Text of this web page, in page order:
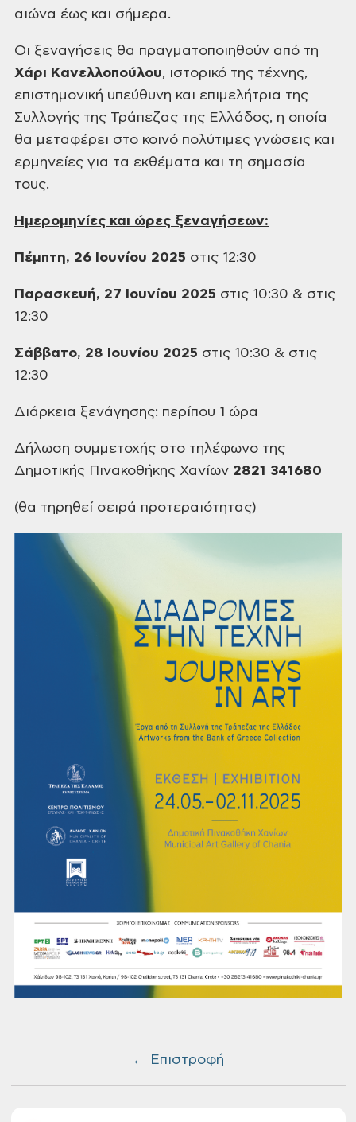
← Επιστροφή
αιώνα έως και σήμερα.
Οι ξεναγήσεις θα πραγματοποιηθούν από τη
Χάρι Κανελλοπούλου, ιστορικό της τέχνης,
επιστημονική υπεύθυνη και επιμελήτρια της
Συλλογής της Τράπεζας της Ελλάδος, η οποία
θα μεταφέρει στο κοινό πολύτιμες γνώσεις και
ερμηνείες για τα εκθέματα και τη σημασία
τους.
Ημερομηνίες και ώρες ξεναγήσεων:
Πέμπτη, 26 Ιουνίου 2025 στις 12:30
Παρασκευή, 27 Ιουνίου 2025 στις 10:30 & στις
12:30
Σάββατο, 28 Ιουνίου 2025 στις 10:30 & στις
12:30
Διάρκεια ξενάγησης: περίπου 1 ώρα
Δήλωση συμμετοχής στο τηλέφωνο της
Δημοτικής Πινακοθήκης Χανίων 2821 341680
(θα τηρηθεί σειρά προτεραιότητας)